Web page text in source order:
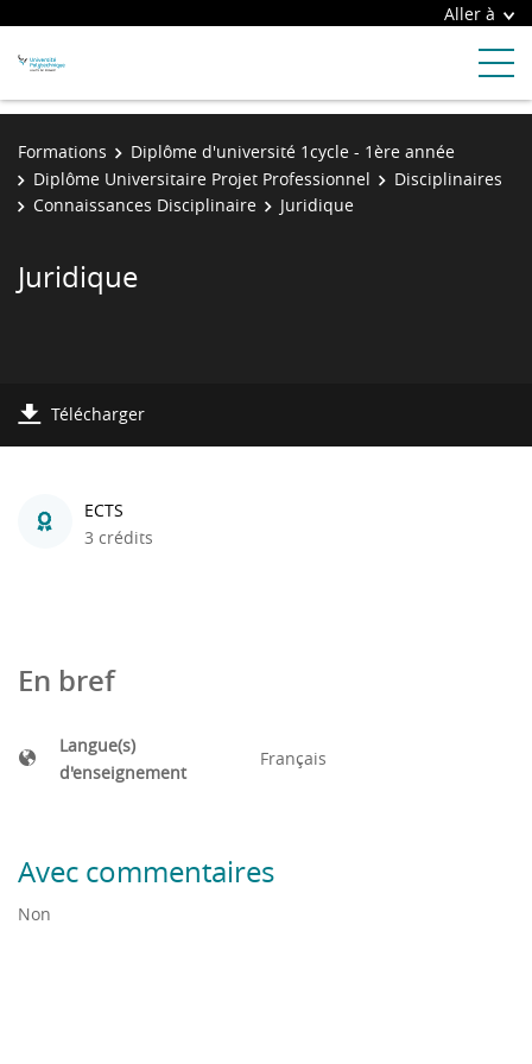
Aller à
Formations
Diplôme d'université 1cycle - 1ère année
Diplôme Universitaire Projet Professionnel
Disciplinaires
Connaissances Disciplinaire
Juridique
Juridique
Télécharger
ECTS
3 crédits
En bref
Langue(s)
d'enseignement
Français
Avec commentaires
Non